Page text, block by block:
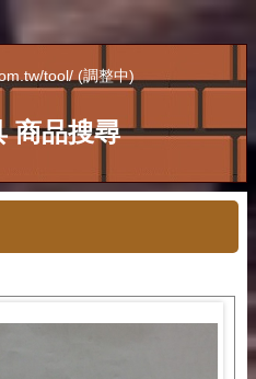
tool/ (調整中)
商品搜尋